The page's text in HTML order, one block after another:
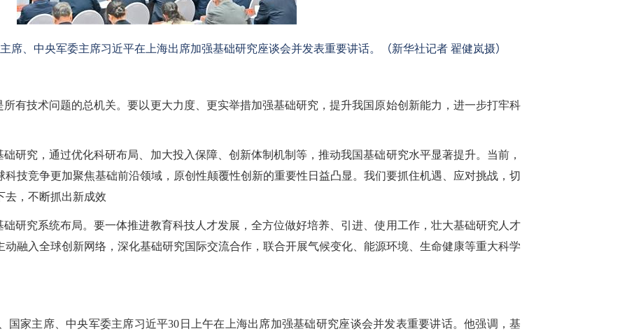
席、中央军委主席习近平在上海出席加强基础研究座谈会并发表重要讲话。 （新华社记者 翟健岚摄）
有技术问题的总机关。要以更大力度、更实举措加强基础研究，提升我国原始创新能力，进一步打牢科
研究，通过优化科研布局、加大投入保障、创新体制机制等，推动我国基础研究水平显著提升。当前，
技竞争更加聚焦基础前沿领域，原创性颠覆性创新的重要性日益凸显。我们要抓住机遇、应对挑战，切
去，不断抓出新成效
研究系统布局。要一体推进教育科技人才发展，全方位做好培养、引进、使用工作，壮大基础研究人才
融入全球创新网络，深化基础研究国际交流合作，联合开展气候变化、能源环境、生命健康等重大科学
国家主席、中央军委主席习近平30 日上午在上海出席加强基础研究座谈会并发表重要讲话。他强调，基